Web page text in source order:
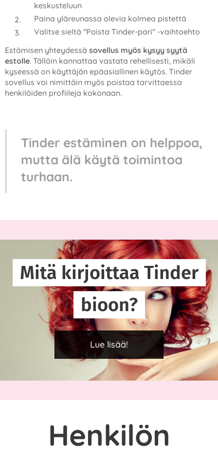
keskusteluun
Paina yläreunassa olevia kolmea pistettä
Valitse sieltä "Poista Tinder-pari" -vaihtoehto
Estämisen yhteydessä sovellus myös kysyy syytä
estolle. Tällöin kannattaa vastata rehellisesti, mikäli
kyseessä on käyttäjän epäasiallinen käytös. Tinder
sovellus voi nimittäin myös poistaa tarvittaessa
henkilöiden profiileja kokonaan.
Tinder estäminen on helppoa,
mutta älä käytä toimintoa
turhaan.
Mitä kirjoittaa Tinder
bioon?
Lue lisää!
Henkilön